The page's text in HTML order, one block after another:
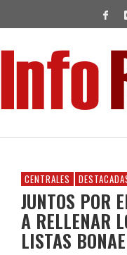
CENTRALES
JUNTOS POR
A RELLENAR
LISTAS